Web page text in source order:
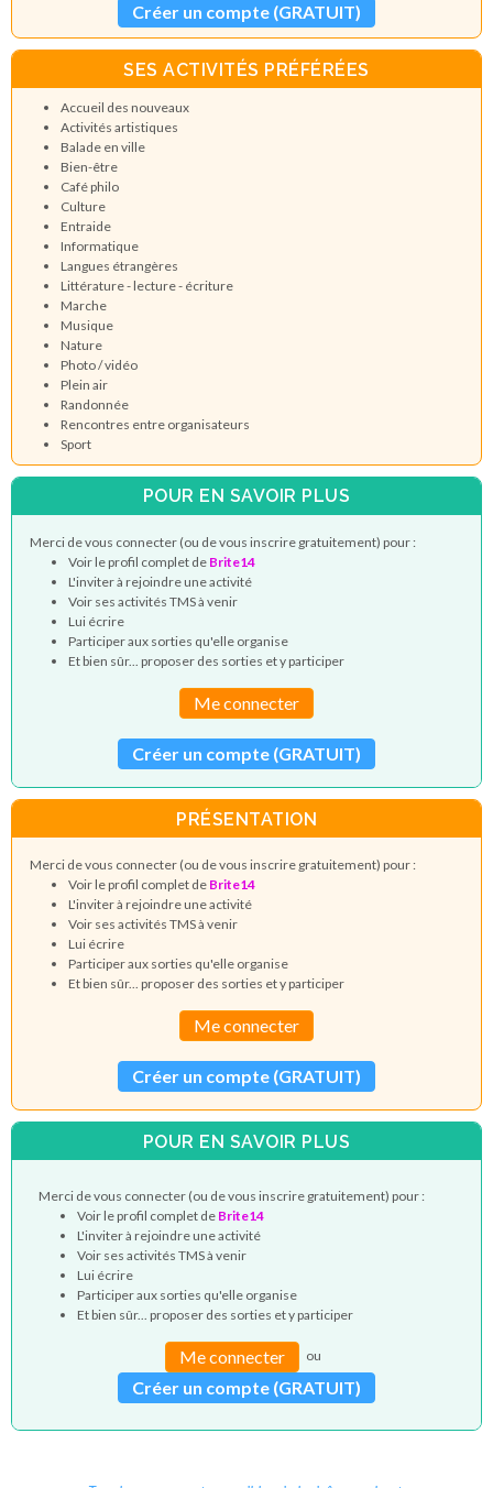
Créer un compte (GRATUIT)
SES ACTIVITÉS PRÉFÉRÉES
Accueil des nouveaux
Activités artistiques
Balade en ville
Bien-être
Café philo
Culture
Entraide
Informatique
Langues étrangères
Littérature - lecture - écriture
Marche
Musique
Nature
Photo / vidéo
Plein air
Randonnée
Rencontres entre organisateurs
Sport
POUR EN SAVOIR PLUS
Merci de vous connecter (ou de vous inscrire gratuitement) pour :
Voir le profil complet de Brite14
L'inviter à rejoindre une activité
Voir ses activités TMS à venir
Lui écrire
Participer aux sorties qu'elle organise
Et bien sûr... proposer des sorties et y participer
Me connecter
Créer un compte (GRATUIT)
PRÉSENTATION
Merci de vous connecter (ou de vous inscrire gratuitement) pour :
Voir le profil complet de Brite14
L'inviter à rejoindre une activité
Voir ses activités TMS à venir
Lui écrire
Participer aux sorties qu'elle organise
Et bien sûr... proposer des sorties et y participer
Me connecter
Créer un compte (GRATUIT)
POUR EN SAVOIR PLUS
Merci de vous connecter (ou de vous inscrire gratuitement) pour :
Voir le profil complet de Brite14
L'inviter à rejoindre une activité
Voir ses activités TMS à venir
Lui écrire
Participer aux sorties qu'elle organise
Et bien sûr... proposer des sorties et y participer
Me connecter ou
Créer un compte (GRATUIT)